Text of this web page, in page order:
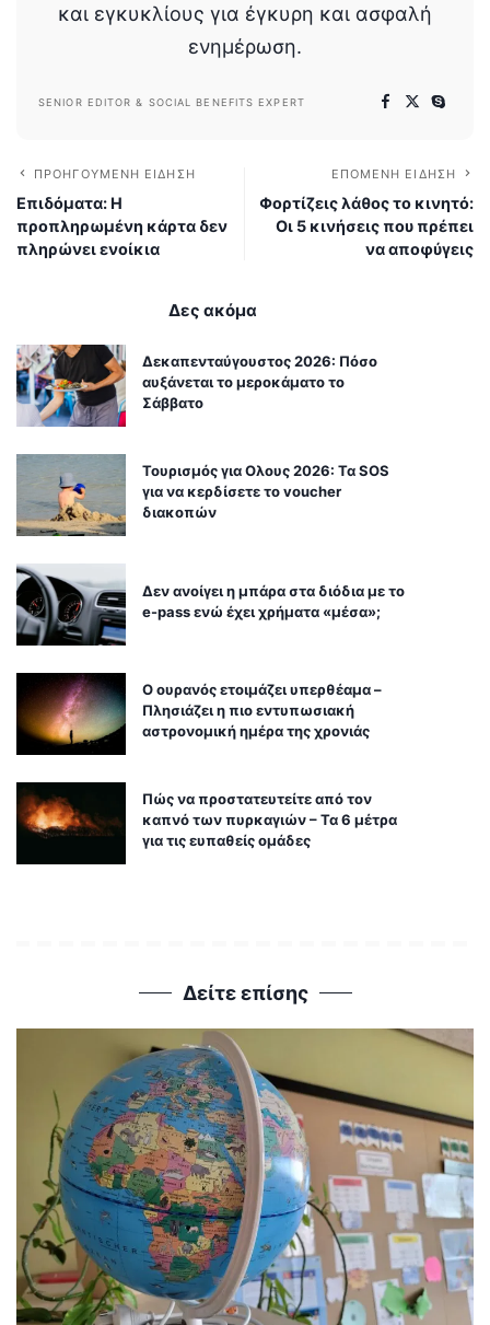
και εγκυκλίους για έγκυρη και ασφαλή
ενημέρωση.
SENIOR EDITOR & SOCIAL BENEFITS EXPERT
ΠΡΟΗΓΟΎΜΕΝΗ ΕΊΔΗΣΗ
Επιδόματα: Η
προπληρωμένη κάρτα δεν
πληρώνει ενοίκια
ΕΠΌΜΕΝΗ ΕΊΔΗΣΗ
Φορτίζεις λάθος το κινητό:
Οι 5 κινήσεις που πρέπει
να αποφύγεις
Δες ακόμα
Δεκαπενταύγουστος 2026: Πόσο
αυξάνεται το μεροκάματο το
Σάββατο
Τουρισμός για Ολους 2026: Τα SOS
για να κερδίσετε το voucher
διακοπών
Δεν ανοίγει η μπάρα στα διόδια με το
e-pass ενώ έχει χρήματα «μέσα»;
Ο ουρανός ετοιμάζει υπερθέαμα –
Πλησιάζει η πιο εντυπωσιακή
αστρονομική ημέρα της χρονιάς
Πώς να προστατευτείτε από τον
καπνό των πυρκαγιών – Τα 6 μέτρα
για τις ευπαθείς ομάδες
Δείτε επίσης